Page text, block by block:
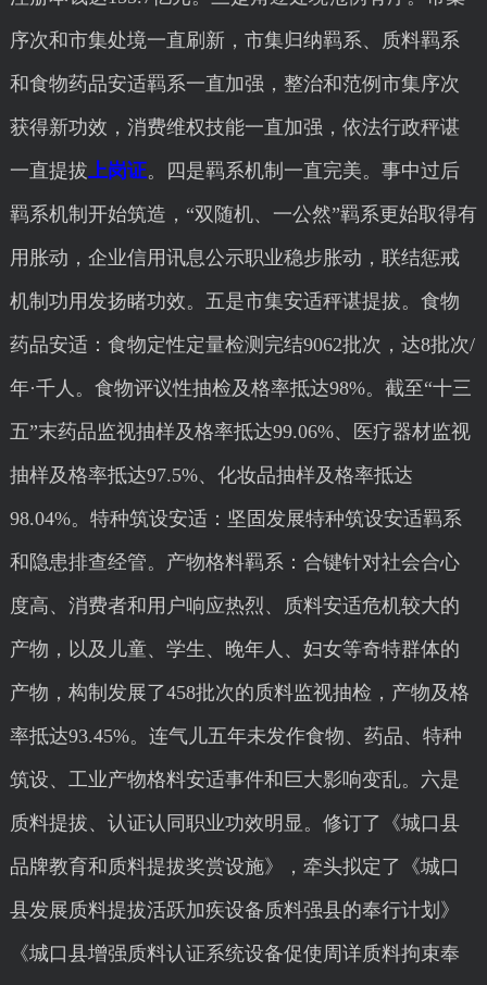
序次和市集处境一直刷新，市集归纳羁系、质料羁系
和食物药品安适羁系一直加强，整治和范例市集序次
获得新功效，消费维权技能一直加强，依法行政秤谌
一直提拔上岗证。四是羁系机制一直完美。事中过后
羁系机制开始筑造，“双随机、一公然”羁系更始取得有
用胀动，企业信用讯息公示职业稳步胀动，联结惩戒
机制功用发扬睹功效。五是市集安适秤谌提拔。食物
药品安适：食物定性定量检测完结9062批次，达8批次/
年·千人。食物评议性抽检及格率抵达98%。截至“十三
五”末药品监视抽样及格率抵达99.06%、医疗器材监视
抽样及格率抵达97.5%、化妆品抽样及格率抵达
98.04%。特种筑设安适：坚固发展特种筑设安适羁系
和隐患排查经管。产物格料羁系：合键针对社会合心
度高、消费者和用户响应热烈、质料安适危机较大的
产物，以及儿童、学生、晚年人、妇女等奇特群体的
产物，构制发展了458批次的质料监视抽检，产物及格
率抵达93.45%。连气儿五年未发作食物、药品、特种
筑设、工业产物格料安适事件和巨大影响变乱。六是
质料提拔、认证认同职业功效明显。修订了《城口县
品牌教育和质料提拔奖赏设施》，牵头拟定了《城口
县发展质料提拔活跃加疾设备质料强县的奉行计划》
《城口县增强质料认证系统设备促使周详质料拘束奉